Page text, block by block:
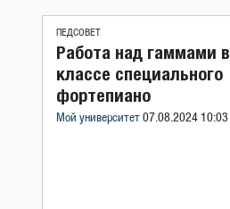
ПЕДСОВЕТ
Работа над гаммами в
классе специального
фортепиано
Мой университет 07.08.2024 10:03